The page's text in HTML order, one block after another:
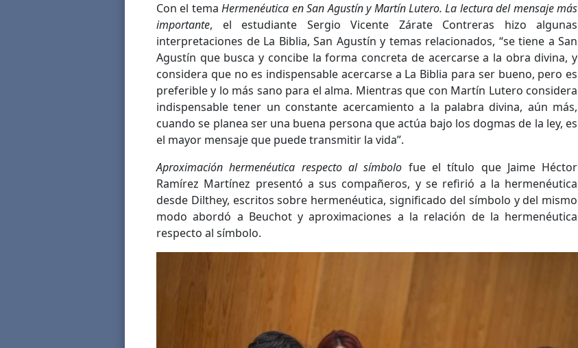
Con el temaHermenéutica en San Agustín y Martín Lutero. La lectura del mensaje más
importante, el estudiante Sergio Vicente Zárate Contreras hizo algunas
interpretaciones de La Biblia, San Agustín y temas relacionados, “se tiene a San
Agustín que busca y concibe la forma concreta de acercarse a la obra divina, y
considera que no es indispensable acercarse a La Biblia para ser bueno, pero es
preferible y lo más sano para el alma. Mientras que con Martín Lutero considera
indispensable tener un constante acercamiento a la palabra divina, aún más,
cuando se planea ser una buena persona que actúa bajo los dogmas de la ley, es
el mayor mensaje que puede transmitir la vida”.
Aproximación hermenéutica respecto al símbolo fue el título que Jaime Héctor
Ramírez Martínez presentó a sus compañeros, y se refirió a la hermenéutica
desde Dilthey, escritos sobre hermenéutica, significado del símbolo y del mismo
modo abordó a Beuchot y aproximaciones a la relación de la hermenéutica
respecto al símbolo.